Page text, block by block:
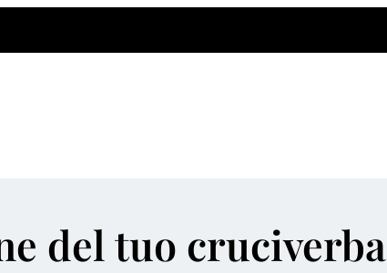
del tuo cruciverba